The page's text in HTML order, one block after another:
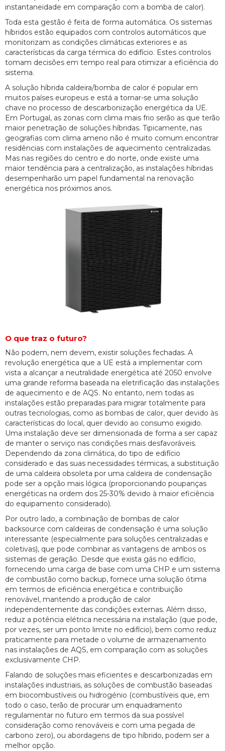
instantaneidade em comparação com a bomba de calor).
Toda esta gestão é feita de forma automática. Os sistemas
híbridos estão equipados com controlos automáticos que
monitorizam as condições climáticas exteriores e as
características da carga térmica do edifício. Estes controlos
tomam decisões em tempo real para otimizar a eficiência do
sistema.
A solução híbrida caldeira/bomba de calor é popular em
muitos países europeus e está a tornar-se uma solução
chave no processo de descarbonização energética da UE.
Em Portugal, as zonas com clima mais frio serão as que terão
maior penetração de soluções híbridas. Tipicamente, nas
geografias com clima ameno não é muito comum encontrar
residências com instalações de aquecimento centralizadas.
Mas nas regiões do centro e do norte, onde existe uma
maior tendência para a centralização, as instalações híbridas
desempenharão um papel fundamental na renovação
energética nos próximos anos.
O que traz o futuro?
Não podem, nem devem, existir soluções fechadas. A
revolução energética que a UE está a implementar com
vista a alcançar a neutralidade energética até 2050 envolve
uma grande reforma baseada na eletrificação das instalações
de aquecimento e de AQS. No entanto, nem todas as
instalações estão preparadas para migrar totalmente para
outras tecnologias, como as bombas de calor, quer devido às
características do local, quer devido ao consumo exigido.
Uma instalação deve ser dimensionada de forma a ser capaz
de manter o serviço nas condições mais desfavoráveis.
Dependendo da zona climática, do tipo de edifício
considerado e das suas necessidades térmicas, a substituição
de uma caldeira obsoleta por uma caldeira de condensação
pode ser a opção mais lógica (proporcionando poupanças
energéticas na ordem dos 25-30% devido à maior eficiência
do equipamento considerado).
Por outro lado, a combinação de bombas de calor
backsource com caldeiras de condensação é uma solução
interessante (especialmente para soluções centralizadas e
coletivas), que pode combinar as vantagens de ambos os
sistemas de geração. Desde que exista gás no edifício,
fornecendo uma carga de base com uma CHP e um sistema
de combustão como backup, fornece uma solução ótima
em termos de eficiência energética e contribuição
renovável, mantendo a produção de calor
independentemente das condições externas. Além disso,
reduz a potência elétrica necessária na instalação (que pode,
por vezes, ser um ponto limite no edifício), bem como reduz
praticamente para metade o volume de armazenamento
nas instalações de AQS, em comparação com as soluções
exclusivamente CHP.
Falando de soluções mais eficientes e descarbonizadas em
instalações industriais, as soluções de combustão baseadas
em biocombustíveis ou hidrogénio (combustíveis que, em
todo o caso, terão de procurar um enquadramento
regulamentar no futuro em termos da sua possível
consideração como renováveis e com uma pegada de
carbono zero), ou abordagens de tipo híbrido, podem ser a
melhor opção.